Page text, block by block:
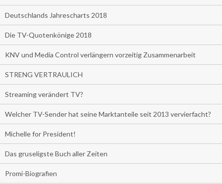
Deutschlands Jahrescharts 2018
Die TV-Quotenkönige 2018
KNV und Media Control verlängern vorzeitig Zusammenarbeit
STRENG VERTRAULICH
Streaming verändert TV?
Welcher TV-Sender hat seine Marktanteile seit 2013 vervierfacht?
Michelle for President!
Das gruseligste Buch aller Zeiten
Promi-Biografien